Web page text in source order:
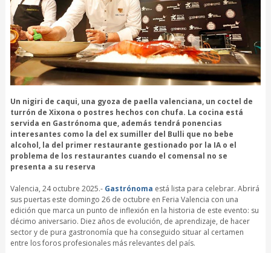
Un nigiri de caqui, una gyoza de paella valenciana, un coctel de
turrón de Xixona o postres hechos con chufa. La cocina está
servida en Gastrónoma que, además tendrá ponencias
interesantes como la del ex sumiller del Bulli que no bebe
alcohol, la del primer restaurante gestionado por la IA o el
problema de los restaurantes cuando el comensal no se
presenta a su reserva
Valencia, 24 octubre 2025.-Gastrónoma está lista para celebrar. Abrirá
sus puertas este domingo 26 de octubre en Feria Valencia con una
edición que marca un punto de inflexión en la historia de este evento: su
décimo aniversario. Diez años de evolución, de aprendizaje, de hacer
sector y de pura gastronomía que ha conseguido situar al certamen
entre los foros profesionales más relevantes del país.